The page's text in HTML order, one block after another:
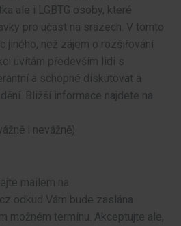
ale i LGBTG osoby, které
pro účast na srazech. V tomto
jiného, než zájem o rozšiřování
uvítám především lidi s
a schopné diskutovat a
Bližší informace najdete na
i nevážně)
mailem na
odkud Vám bude zaslána
možném termínu. Akceptujte ale,